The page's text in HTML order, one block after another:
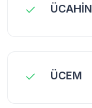
ÜCAHİN
ÜCEM